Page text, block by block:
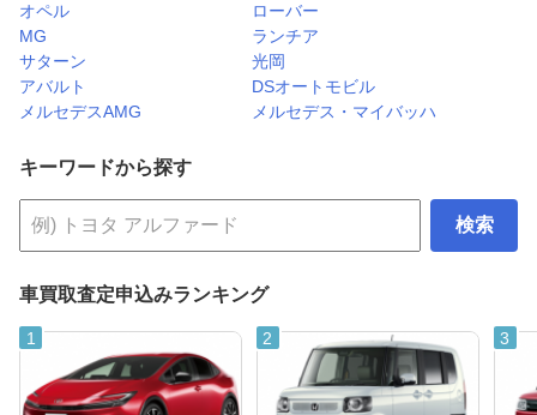
オペル
ローバー
MG
ランチア
サターン
光岡
アバルト
DSオートモビル
メルセデスAMG
メルセデス・マイバッハ
キーワードから探す
検索
車買取査定申込みランキング